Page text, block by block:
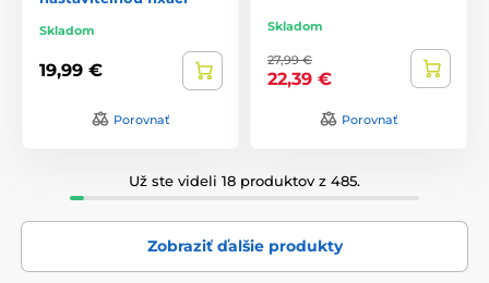
Skladom
19,99 €
Porovnať
Skladom
27,99 €
22,39 €
Porovnať
Už ste videli 18 produktov z 485.
Zobraziť ďalšie produkty